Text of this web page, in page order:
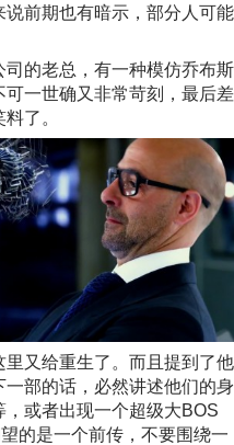
前期也有暗示，部分人可能
的老总，有一种模仿乔布斯
一世确又非常苛刻，最后差
了。
又给重生了。而且提到了他
部的话，必然讲述他们的身
或者出现一个超级大BOS
的是一个前传，不要围绕一